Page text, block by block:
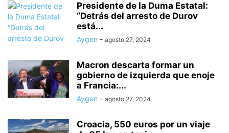
Presidente de la Duma Estatal:
“Detrás del arresto de Durov
está...
Aygen - agosto 27, 2024
Macron descarta formar un
gobierno de izquierda que enoje
a Francia:...
Aygen - agosto 27, 2024
Croacia, 550 euros por un viaje